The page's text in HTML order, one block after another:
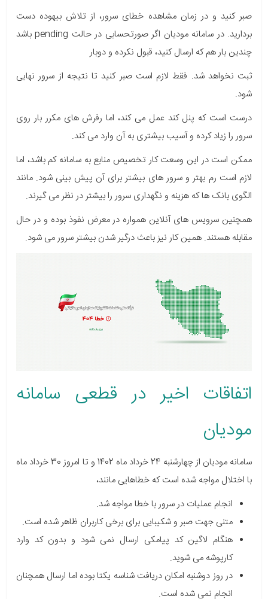
صبر کنید و در زمان مشاهده خطای سرور، از تلاش بیهوده دست
بردارید. در سامانه مودیان اگر صورتحسابی در
حالت pending باشد
چندین بار هم که ارسال کنید، قبول نکرده و دوبار
ثبت نخواهد شد. فقط لازم است صبر کنید تا نتیجه از سرور نهایی
شود.
درست است که پنل کند عمل می کند، اما رفرش های مکرر بار روی
سرور را زیاد کرده و آسیب بیشتری به آن وارد می کند.
ممکن است در این وسعت کار تخصیص منابع به سامانه کم باشد، اما
لازم است رم بهتر و سرور های بیشتر برای آن پیش بینی شود. مانند
الگوی بانک ها که هزینه و نگهداری سرور را بیشتر در نظر می گیرند.
همچنین سرویس های آنلاین همواره در معرض نفوذ بوده و در حال
مقابله هستند. همین کار نیز باعث درگیر شدن بیشتر سرور می شود.
اتفاقات اخیر در قطعی سامانه
مودیان
سامانه مودیان از چهارشنبه 24 خرداد ماه 1402 و تا امروز 30 خرداد ماه
با اختلال مواجه شده است که خطاهایی مانند،
انجام عملیات در سرور با خطا مواجه شد.
متنی جهت صبر و شکیبایی برای برخی کاربران ظاهر شده است.
هنگام لاگین کد پیامکی ارسال نمی شود و بدون کد وارد
کارپوشه می شوید.
در روز دوشنبه امکان دریافت شناسه یکتا بوده اما ارسال همچنان
انجام نمی شده است.